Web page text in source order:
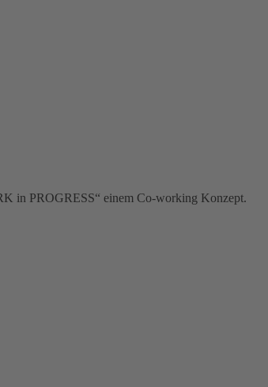
in PROGRESS“ einem Co-working Konzept.